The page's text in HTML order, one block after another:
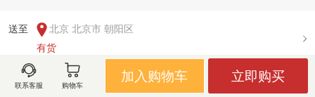
送至
北京 北京市 朝阳区
有货
联系客服 购物车
加入购物车 立即购买